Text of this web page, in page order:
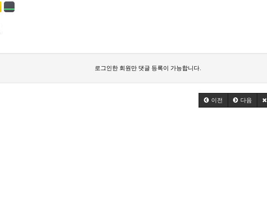
로그인한 회원만 댓글 등록이 가능합니다.
이전 다음